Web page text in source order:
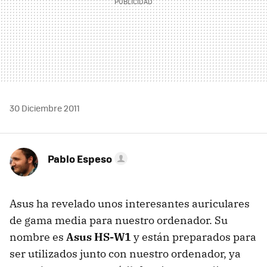
30 Diciembre 2011
Pablo Espeso
Asus ha revelado unos interesantes auriculares
de gama media para nuestro ordenador. Su
nombre es Asus HS-W1 y están preparados para
ser utilizados junto con nuestro ordenador, ya